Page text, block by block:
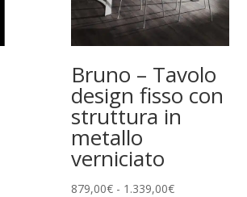
Bruno – Tavolo
design fisso con
struttura in
metallo
verniciato
879,00€ - 1.339,00€Fascia